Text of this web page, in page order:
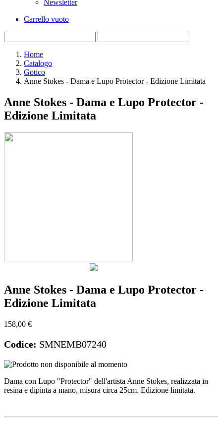
Newsletter
Carrello vuoto
Home
Catalogo
Gotico
Anne Stokes - Dama e Lupo Protector - Edizione Limitata
Anne Stokes - Dama e Lupo Protector -
Edizione Limitata
Anne Stokes - Dama e Lupo Protector -
Edizione Limitata
158,00 €
Codice: SMNEMB07240
Dama con Lupo "Protector" dell'artista Anne Stokes, realizzata in
resina e dipinta a mano, misura circa 25cm. Edizione limitata.